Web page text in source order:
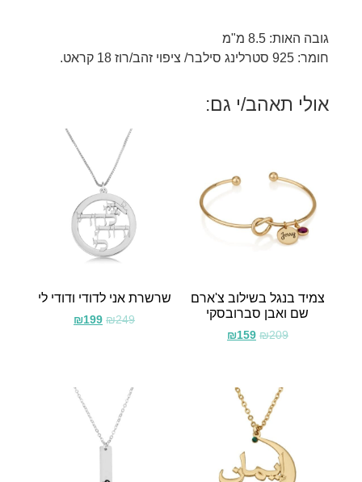
גובה האות: 8.5 מ"מ
חומר: 925 סטרלינג סילבר/ ציפוי זהב/רוז 18 קראט.
אולי תאהב/י גם:
צמיד בנגל בשילוב צ'ארם
שם ואבן סברובסקי
₪209
₪159
שרשרת אני לדודי ודודי לי
₪249
₪199